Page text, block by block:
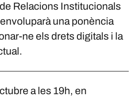
Relacions Institucionals
una ponència
ne els drets digitals i la
a les 19h, en